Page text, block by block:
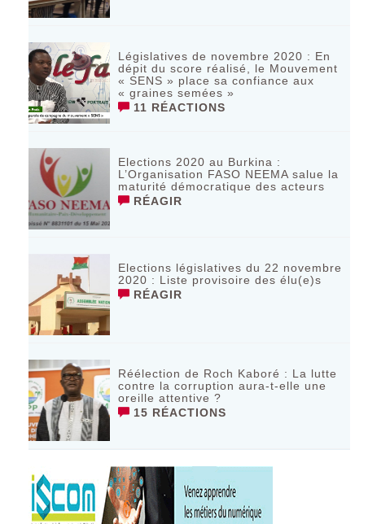
Législatives de novembre 2020 : En
dépit du score réalisé, le Mouvement
« SENS » place sa confiance aux
« graines semées »
11 RÉACTIONS
Elections 2020 au Burkina :
L’Organisation FASO NEEMA salue la
maturité démocratique des acteurs
RÉAGIR
Elections législatives du 22 novembre
2020 : Liste provisoire des élu(e)s
RÉAGIR
Réélection de Roch Kaboré : La lutte
contre la corruption aura-t-elle une
oreille attentive ?
15 RÉACTIONS